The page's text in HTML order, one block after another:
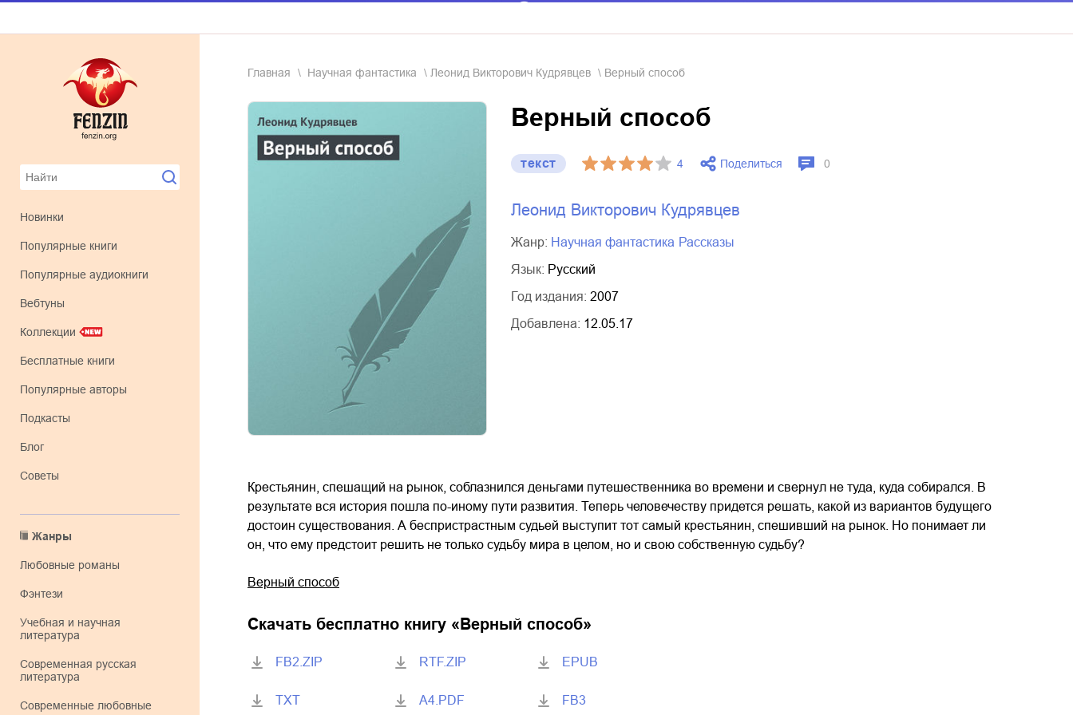
Новинки
Популярные книги
Популярные аудиокниги
Вебтуны
Коллекции
Бесплатные книги
Популярные авторы
Подкасты
Блог
Советы
Жанры
любовные романы
фэнтези
учебная и научная
литература
современная русская
литература
современные любовные
Главная научная фантастика Леонид Викторович Кудрявцев Верный способ
Верный способ
текст 4 Поделиться 0
Леонид Викторович Кудрявцев
Жанр: научная фантастика
рассказы
Язык: Русский
Год издания: 2007
Добавлена: 12.05.17
Крестьянин, спешащий на рынок, соблазнился деньгами путешественника во времени и свернул не туда, куда собирался. В
результате вся история пошла по-иному пути развития. Теперь человечеству придется решать, какой из вариантов будущего
достоин существования. А беспристрастным судьей выступит тот самый крестьянин, спешивший на рынок. Но понимает ли
он, что ему предстоит решить не только судьбу мира в целом, но и свою собственную судьбу?
Верный способ
Скачать бесплатно книгу « Верный способ»
FB2.ZIP
TXT
RTF.ZIP
A4.PDF
EPUB
FB3